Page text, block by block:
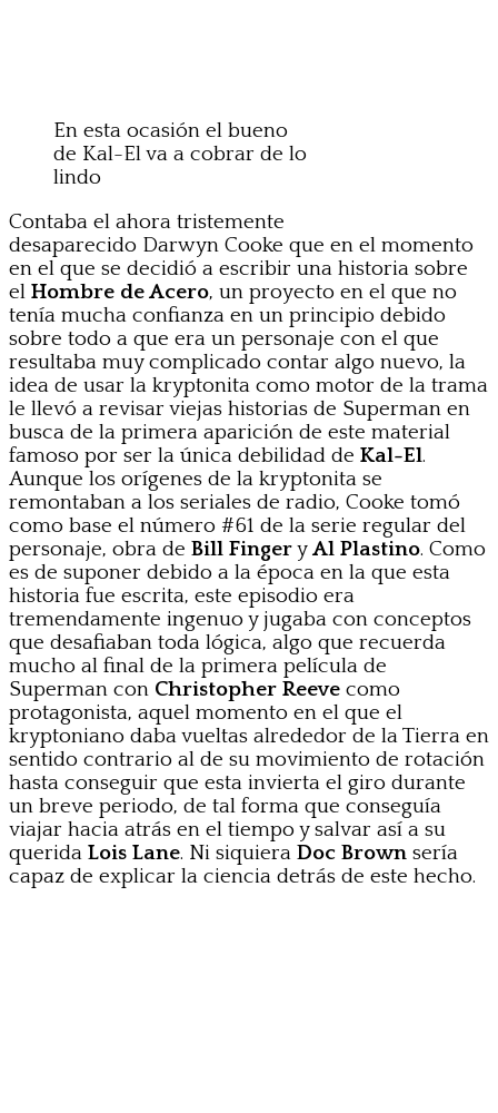
En esta ocasión el bueno
de Kal-El va a cobrar de lo
lindo
Contaba el ahora tristemente
desaparecido Darwyn Cooke que en el momento
en el que se decidió a escribir una historia sobre
el Hombre de Acero, un proyecto en el que no
tenía mucha confianza en un principio debido
sobre todo a que era un personaje con el que
resultaba muy complicado contar algo nuevo, la
idea de usar la kryptonita como motor de la trama
le llevó a revisar viejas historias de Superman en
busca de la primera aparición de este material
famoso por ser la única debilidad de Kal-El.
Aunque los orígenes de la kryptonita se
remontaban a los seriales de radio, Cooke tomó
como base el número #61 de la serie regular del
personaje, obra de Bill FingeryAl Plastino. Como
es de suponer debido a la época en la que esta
historia fue escrita, este episodio era
tremendamente ingenuo y jugaba con conceptos
que desafiaban toda lógica, algo que recuerda
mucho al final de la primera película de
Superman con Christopher Reeve como
protagonista, aquel momento en el que el
kryptoniano daba vueltas alrededor de la Tierra en
sentido contrario al de su movimiento de rotación
hasta conseguir que esta invierta el giro durante
un breve periodo, de tal forma que conseguía
viajar hacia atrás en el tiempo y salvar así a su
querida Lois Lane. Ni siquiera Doc Brown sería
capaz de explicar la ciencia detrás de este hecho.